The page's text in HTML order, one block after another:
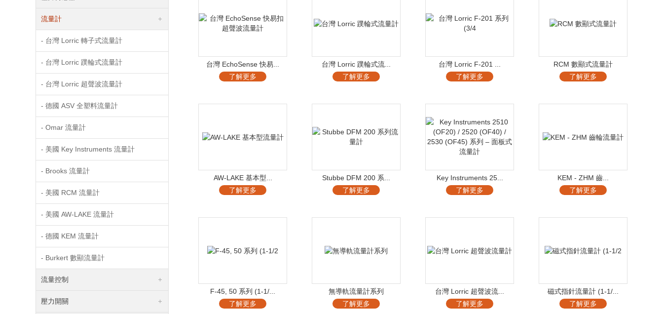
流量計
- 台灣 Lorric 轉子式流量計
- 台灣 Lorric 蹼輪式流量計
- 台灣 Lorric 超聲波流量計
- 德國 ASV 全塑料流量計
- Omar 流量計
- 美國 Key Instruments 流量計
- Brooks 流量計
- 美國 RCM 流量計
- 美國 AW-LAKE 流量計
- 德國 KEM 流量計
- Burkert 數顯流量計
流量控制
壓力開關
台灣 EchoSense 快易...
了解更多
台灣 Lorric 蹼輪式流...
了解更多
台灣 Lorric F-201 ...
了解更多
RCM 數顯式流量計
了解更多
AW-LAKE 基本型...
了解更多
Stubbe DFM 200 系...
了解更多
Key Instruments 25...
了解更多
KEM - ZHM 齒...
了解更多
F-45, 50 系列 (1-1/...
了解更多
無導軌流量計系列
了解更多
台灣 Lorric 超聲波流...
了解更多
磁式指針流量計 (1-1/...
了解更多